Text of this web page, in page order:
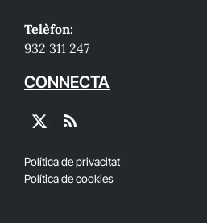
Telèfon:
932 311 247
CONNECTA
X
RSS
Política de privacitat
Política de cookies